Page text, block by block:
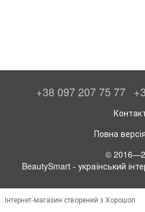
+38 097 207 75 77
Повна
©
BeautySmart - український
Інтернет-магазин створений з Хорошоп